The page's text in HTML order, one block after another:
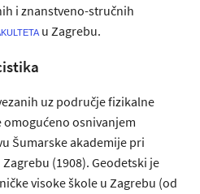
i znanstveno-stručnih
u Zagrebu.
uz područje fizikalne
osnivanjem
Šumarske akademije pri
(1908). Geodetski je
visoke škole u Zagrebu (od